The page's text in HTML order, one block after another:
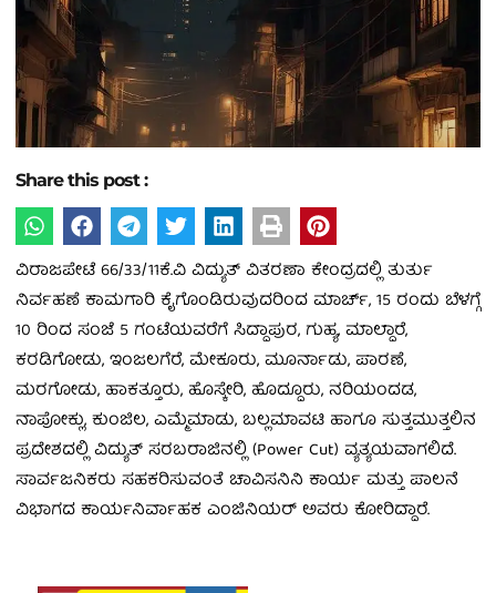
Share this post :
ವಿರಾಜಪೇಟೆ 66/33/11ಕೆ.ವಿ ವಿದ್ಯುತ್ ವಿತರಣಾ ಕೇಂದ್ರದಲ್ಲಿ ತುರ್ತು
ನಿರ್ವಹಣೆ ಕಾಮಗಾರಿ ಕೈಗೊಂಡಿರುವುದರಿಂದ ಮಾರ್ಚ್, 15 ರಂದು ಬೆಳಗ್ಗೆ
10 ರಿಂದ ಸಂಜೆ 5 ಗಂಟೆಯವರೆಗೆ ಸಿದ್ದಾಪುರ, ಗುಹ್ಯ, ಮಾಲ್ದಾರೆ,
ಕರಡಿಗೋಡು, ಇಂಜಲಗೆರೆ, ಮೇಕೂರು, ಮೂರ್ನಾಡು, ಪಾರಣೆ,
ಮರಗೋಡು, ಹಾಕತ್ತೂರು, ಹೊಸ್ಕೇರಿ, ಹೊದ್ದೂರು, ನರಿಯಂದಡ,
ನಾಪೋಕ್ಲು, ಕುಂಜಿಲ, ಎಮ್ಮೆಮಾಡು, ಬಲ್ಲಮಾವಟಿ ಹಾಗೂ ಸುತ್ತಮುತ್ತಲಿನ
ಪ್ರದೇಶದಲ್ಲಿ ವಿದ್ಯುತ್ ಸರಬರಾಜಿನಲ್ಲಿ (Power Cut) ವ್ಯತ್ಯಯವಾಗಲಿದೆ.
ಸಾರ್ವಜನಿಕರು ಸಹಕರಿಸುವಂತೆ ಚಾವಿಸನಿನಿ ಕಾರ್ಯ ಮತ್ತು ಪಾಲನೆ
ವಿಭಾಗದ ಕಾರ್ಯನಿರ್ವಾಹಕ ಎಂಜಿನಿಯರ್ ಅವರು ಕೋರಿದ್ದಾರೆ.